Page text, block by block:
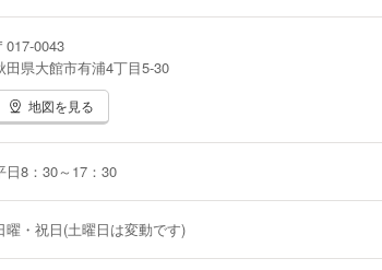
017-0043
田県大館市有浦4丁目5-30
地図を見る
日8：30～17：30
曜・祝日(土曜日は変動です)